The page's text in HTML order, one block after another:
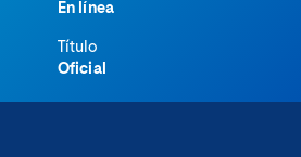
En línea
Título
Oficial